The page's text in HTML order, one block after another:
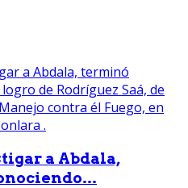
a Abdala,